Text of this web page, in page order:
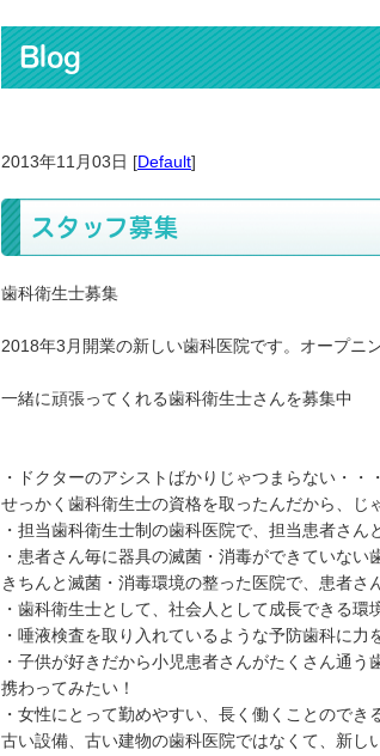
Blog
2013年11月03日 [Default]
スタッフ募集
歯科衛生士募集
2018年3月開業の新しい歯科医院です。オープニ
一緒に頑張ってくれる歯科衛生士さんを募集中
・ドクターのアシストばかりじゃつまらない・・・
せっかく歯科衛生士の資格を取ったんだから、じ
・担当歯科衛生士制の歯科医院で、担当患者さ
・患者さん毎に器具の滅菌・消毒ができていない
きちんと滅菌・消毒環境の整った医院で、患者さ
・歯科衛生士として、社会人として成長できる環
・唾液検査を取り入れているような予防歯科に力
・子供が好きだから小児患者さんがたくさん通
携わってみたい！
・女性にとって勤めやすい、長く働くことのでき
古い設備、古い建物の歯科医院ではなくて、新し